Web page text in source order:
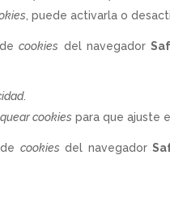
, puede activarla o
decookies del navegador
.
cookies para que ajuste
cookiesdel navegador